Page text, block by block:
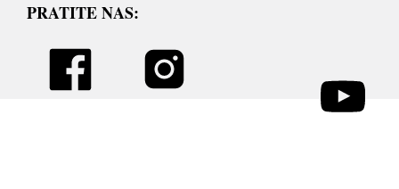
PRATITE NAS: